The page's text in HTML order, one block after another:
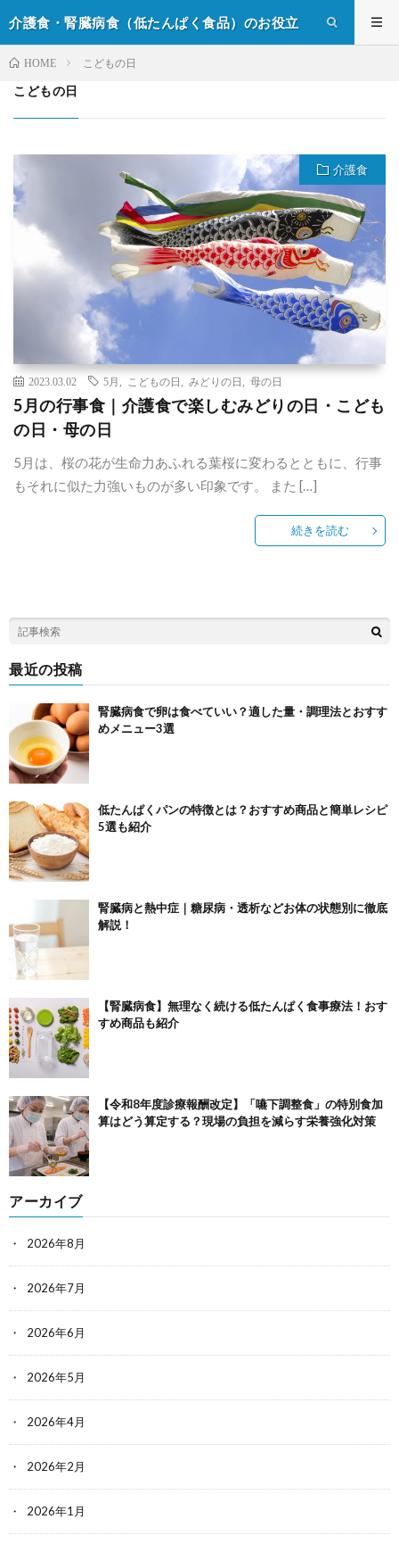
介護食・腎臓病食（低たんぱく食品）のお役立
HOME こどもの日
こどもの日
介護食
2023.03.02 5月 こどもの日 みどりの日 母の日
5月の行事食｜介護食で楽しむみどりの日・こども
の日・母の日
5月は、桜の花が生命力あふれる葉桜に変わるとともに、行事
もそれに似た力強いものが多い印象です。 また […]
続きを読む
最近の投稿
腎臓病食で卵は食べていい？適した量・調理法とおすす
めメニュー3選
低たんぱくパンの特徴とは？おすすめ商品と簡単レシピ
5選も紹介
腎臓病と熱中症｜糖尿病・透析などお体の状態別に徹底
解説！
【腎臓病食】無理なく続ける低たんぱく食事療法！おす
すめ商品も紹介
【令和8年度診療報酬改定】「嚥下調整食」の特別食加
算はどう算定する？現場の負担を減らす栄養強化対策
アーカイブ
2026年8月
2026年7月
2026年6月
2026年5月
2026年4月
2026年2月
2026年1月